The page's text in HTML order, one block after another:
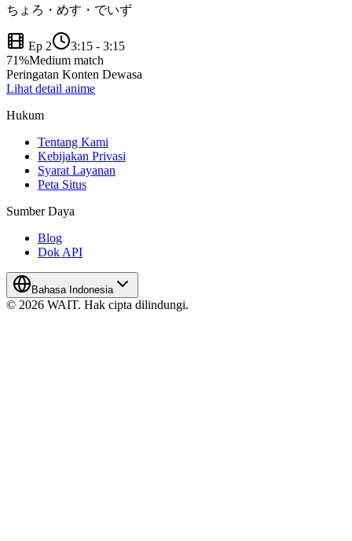
ちょろ・めす・でいず
Ep 2 3:15 - 3:15
71%Medium match
Peringatan Konten Dewasa
Lihat detail anime
Hukum
Tentang Kami
Kebijakan Privasi
Syarat Layanan
Peta Situs
Sumber Daya
Blog
Dok API
Bahasa Indonesia
© 2026 WAIT. Hak cipta dilindungi.